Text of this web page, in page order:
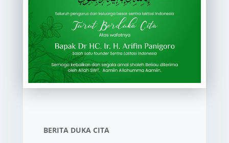
BERITA DUKA CITA